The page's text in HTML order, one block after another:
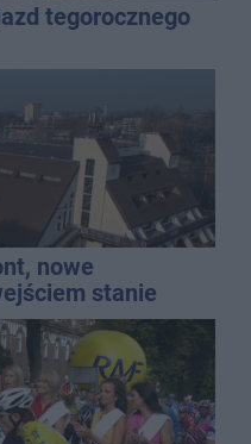
tegorocznego
nowe
stanie